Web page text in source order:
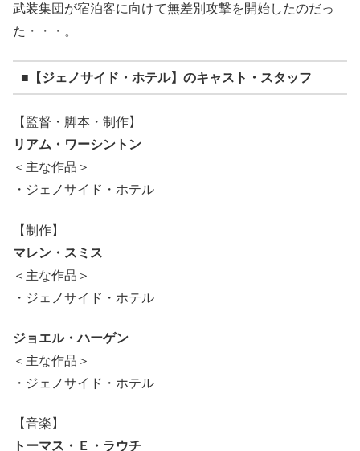
武装集団が宿泊客に向けて無差別攻撃を開始したのだっ
た・・・。
■【ジェノサイド・ホテル】のキャスト・スタッフ
【監督・脚本・制作】
リアム・ワーシントン
＜主な作品＞
・ジェノサイド・ホテル
【制作】
マレン・スミス
＜主な作品＞
・ジェノサイド・ホテル
ジョエル・ハーゲン
＜主な作品＞
・ジェノサイド・ホテル
【音楽】
トーマス・Ｅ・ラウチ